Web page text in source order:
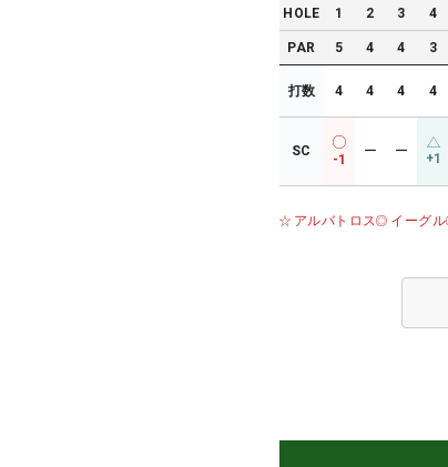
HOLE 1 2 3 4
PAR 5 4 4 3
打数 4 4 4 4
SC
-1
ー ー +1
アルバトロス イーグル